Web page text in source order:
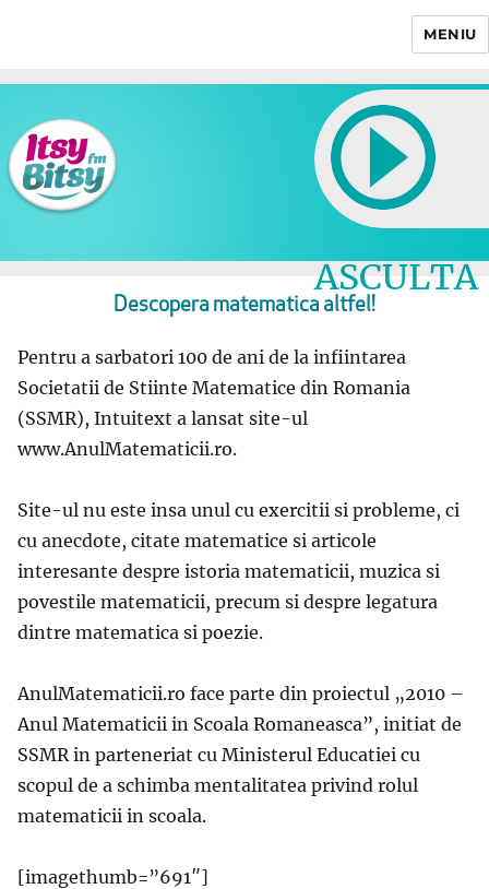
MENIU
ASCULTA
LIVE
Descopera matematica altfel!
Pentru a sarbatori 100 de ani de la infiintarea
Societatii de Stiinte Matematice din Romania
(SSMR), Intuitext a lansat site-ul
www.AnulMatematicii.ro.
Site-ul nu este insa unul cu exercitii si probleme, ci
cu anecdote, citate matematice si articole
interesante despre istoria matematicii, muzica si
povestile matematicii, precum si despre legatura
dintre matematica si poezie.
AnulMatematicii.ro face parte din proiectul „2010 –
Anul Matematicii in Scoala Romaneasca”, initiat de
SSMR in parteneriat cu Ministerul Educatiei cu
scopul de a schimba mentalitatea privind rolul
matematicii in scoala.
[imagethumb=”691″]